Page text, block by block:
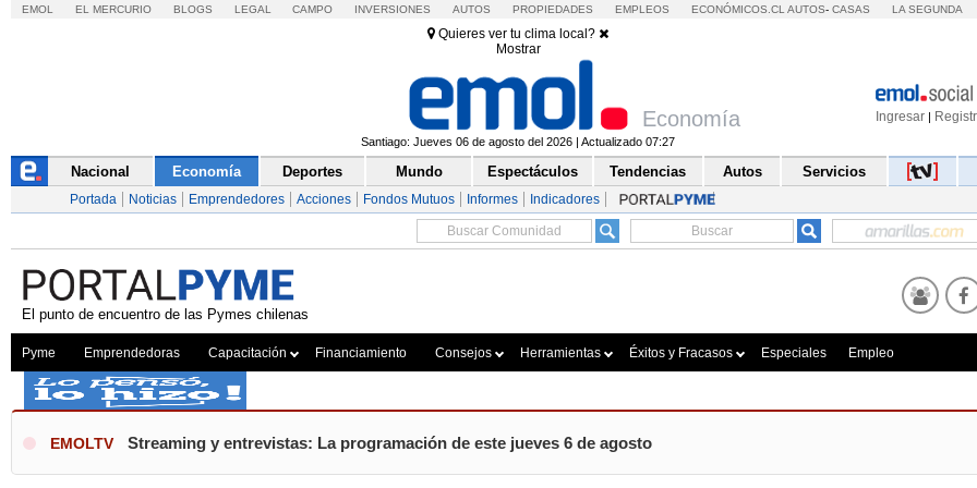
EMOL EL MERCURIO BLOGS LEGAL CAMPO INVERSIONES AUTOS PROPIEDADES EMPLEOS ECONÓMICOS.CL AUTOS- CASAS LA SEGUNDA
Quieres ver tu clima local?
Mostrar
Ingresar |
Economía
Santiago: Jueves 06 de agosto del 2026 | Actualizado 07:27
Nacional Economía Deportes Mundo Espectáculos Tendencias Autos Servicios
Portada Noticias Emprendedores Acciones Fondos Mutuos Informes Indicadores
El punto de encuentro de las Pymes chilenas
Pyme Emprendedoras Capacitación Financiamiento Consejos Herramientas Éxitos y Fracasos Especiales Empleo
EMOLTV Streaming y entrevistas: La programación de este jueves 6 de agosto